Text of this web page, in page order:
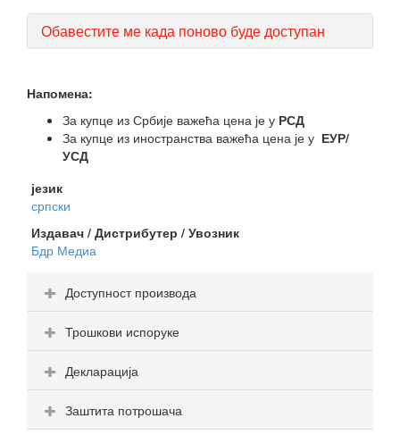
Обавестите ме када поново буде доступан
Напомена:
За купце из Србије важећа цена је у РСД
За купце из иностранства важећа цена је у ЕУР/
УСД
језик
српски
Издавач / Дистрибутер / Увозник
Бдр Медиа
Доступност производа
Трошкови испоруке
Декларација
Заштита потрошача